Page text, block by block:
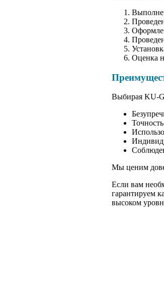
Оценка
Выбирая KU-
Мы ценим
Если вам
гарантируем
высоком